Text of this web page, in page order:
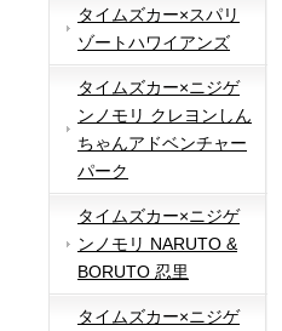
タイムズカー×スパリ
ゾートハワイアンズ
タイムズカー×ニジゲ
ンノモリ クレヨンしん
ちゃんアドベンチャー
パーク
タイムズカー×ニジゲ
ンノモリ NARUTO &
BORUTO 忍里
タイムズカー×ニジゲ